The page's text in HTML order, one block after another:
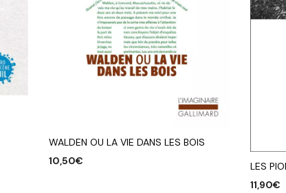
WALDEN OU LA VIE DANS LES BOIS
10,50€
LES
11,90€